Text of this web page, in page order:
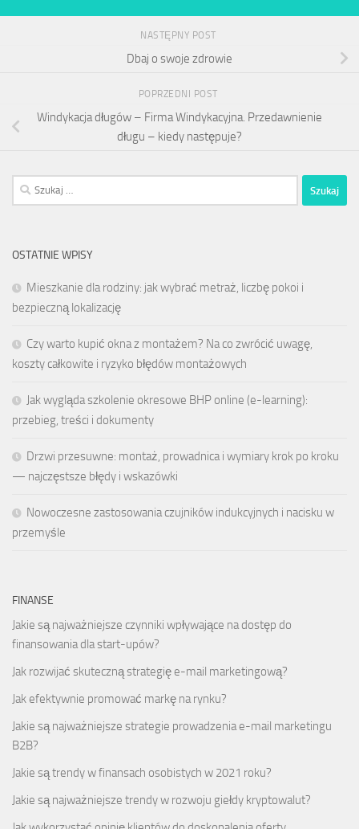
NASTĘPNY POST
Dbaj o swoje zdrowie
POPRZEDNI POST
Windykacja długów – Firma Windykacyjna. Przedawnienie
długu – kiedy następuje?
Szukaj:
OSTATNIE WPISY
Mieszkanie dla rodziny: jak wybrać metraż, liczbę pokoi i
bezpieczną lokalizację
Czy warto kupić okna z montażem? Na co zwrócić uwagę,
koszty całkowite i ryzyko błędów montażowych
Jak wygląda szkolenie okresowe BHP online (e-learning):
przebieg, treści i dokumenty
Drzwi przesuwne: montaż, prowadnica i wymiary krok po kroku
— najczęstsze błędy i wskazówki
Nowoczesne zastosowania czujników indukcyjnych i nacisku w
przemyśle
FINANSE
Jakie są najważniejsze czynniki wpływające na dostęp do
finansowania dla start-upów?
Jak rozwijać skuteczną strategię e-mail marketingową?
Jak efektywnie promować markę na rynku?
Jakie są najważniejsze strategie prowadzenia e-mail marketingu
B2B?
Jakie są trendy w finansach osobistych w 2021 roku?
Jakie są najważniejsze trendy w rozwoju giełdy kryptowalut?